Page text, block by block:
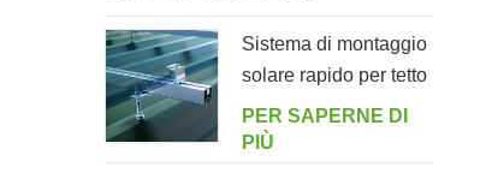
Sistema di montaggio
solare rapido per tetto
in lamiera con bullone
di sospensione
PER SAPERNE DI
PIÙ